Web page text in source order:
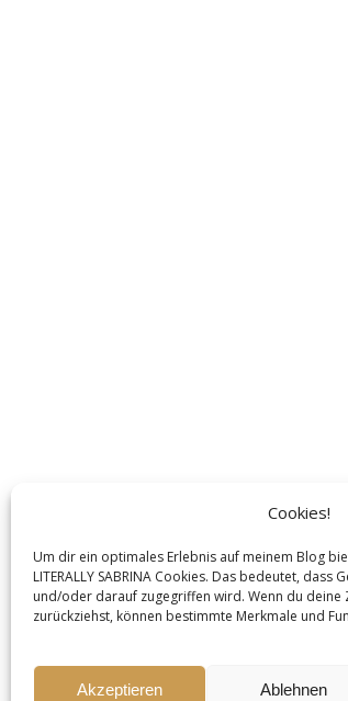
Cookies!
Um dir ein optimales Erlebnis auf meinem Blog
LITERALLY SABRINA Cookies. Das bedeutet,
und/oder darauf zugegriffen wird. Wenn du
zurückziehst, können bestimmte Merkmale und
Akzeptieren Ablehnen